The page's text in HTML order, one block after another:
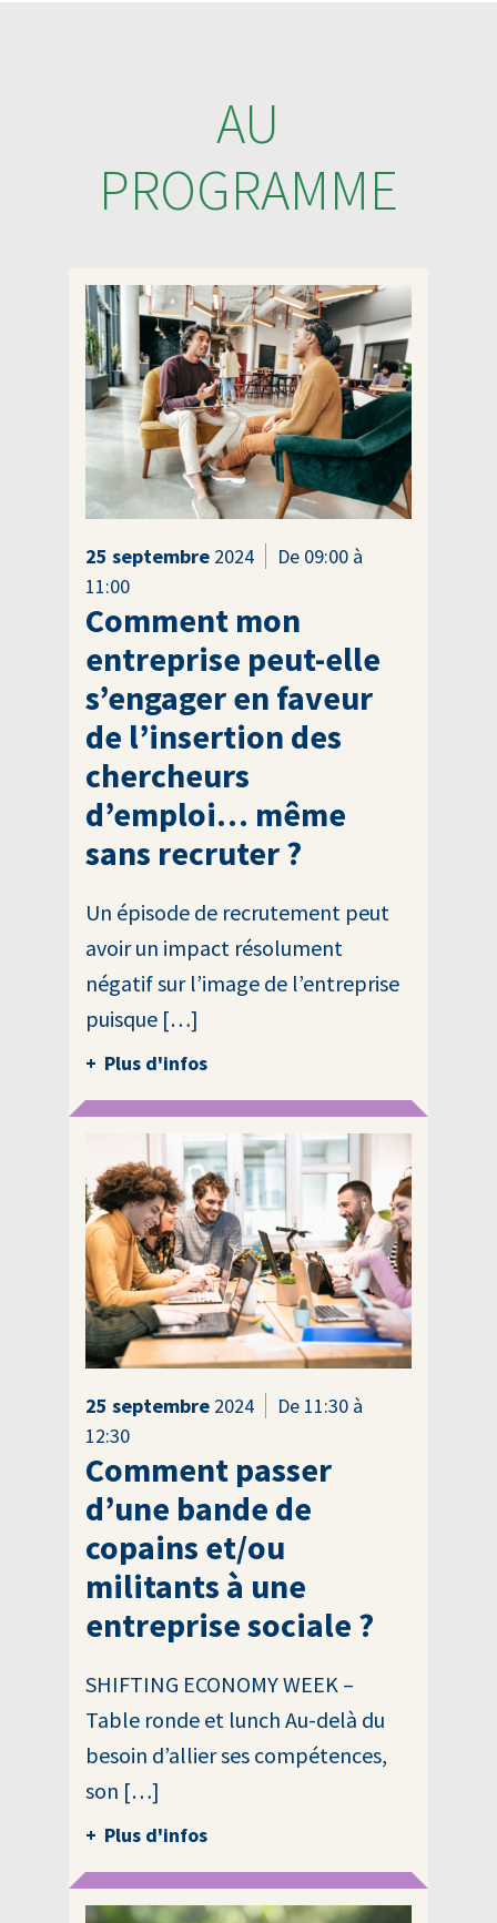
AU
PROGRAMME
25 septembre 2024
De 09:00 à
11:00
Comment mon
entreprise peut-elle
s’engager en faveur
de l’insertion des
chercheurs
d’emploi… même
sans recruter ?
Un épisode de recrutement peut
avoir un impact résolument
négatif sur l’image de l’entreprise
puisque […]
Plus d'infos
25 septembre 2024
De 11:30 à
12:30
Comment passer
d’une bande de
copains et/ou
militants à une
entreprise sociale ?
SHIFTING ECONOMY WEEK –
Table ronde et lunch Au-delà du
besoin d’allier ses compétences,
son […]
Plus d'infos